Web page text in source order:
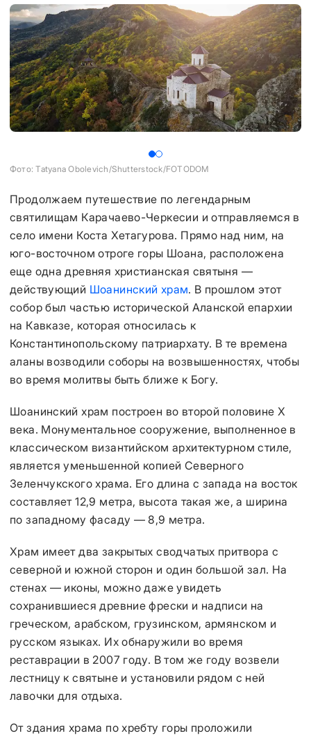
Фото: Tatyana Obolevich/Shutterstock/FOTODOM
Продолжаем путешествие по легендарным
святилищам Карачаево-Черкесии и отправляемся в
село имени Коста Хетагурова. Прямо над ним, на
юго-восточном отроге горы Шоана, расположена
еще одна древняя христианская святыня —
действующий Шоанинский храм. В прошлом этот
собор был частью исторической Аланской епархии
на Кавказе, которая относилась к
Константинопольскому патриархату. В те времена
аланы возводили соборы на возвышенностях, чтобы
во время молитвы быть ближе к Богу.
Шоанинский храм построен во второй половине X
века. Монументальное сооружение, выполненное в
классическом византийском архитектурном стиле,
является уменьшенной копией Северного
Зеленчукского храма. Его длина с запада на восток
составляет 12,9 метра, высота такая же, а ширина
по западному фасаду — 8,9 метра.
Храм имеет два закрытых сводчатых притвора с
северной и южной сторон и один большой зал. На
стенах — иконы, можно даже увидеть
сохранившиеся древние фрески и надписи на
греческом, арабском, грузинском, армянском и
русском языках. Их обнаружили во время
реставрации в 2007 году. В том же году возвели
лестницу к святыне и установили рядом с ней
лавочки для отдыха.
От здания храма по хребту горы проложили